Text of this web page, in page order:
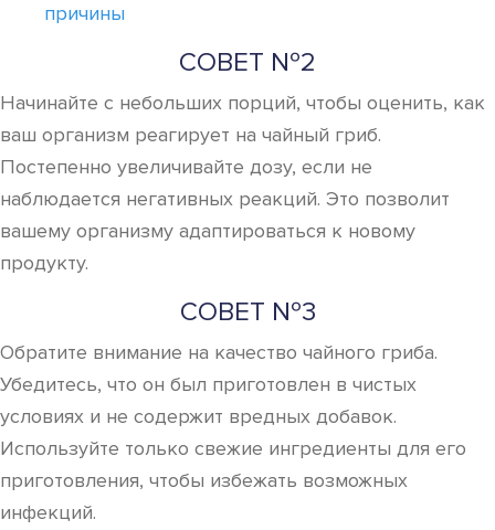
причины
СОВЕТ №2
Начинайте с небольших порций, чтобы оценить, как
ваш организм реагирует на чайный гриб.
Постепенно увеличивайте дозу, если не
наблюдается негативных реакций. Это позволит
вашему организму адаптироваться к новому
продукту.
СОВЕТ №3
Обратите внимание на качество чайного гриба.
Убедитесь, что он был приготовлен в чистых
условиях и не содержит вредных добавок.
Используйте только свежие ингредиенты для его
приготовления, чтобы избежать возможных
инфекций.